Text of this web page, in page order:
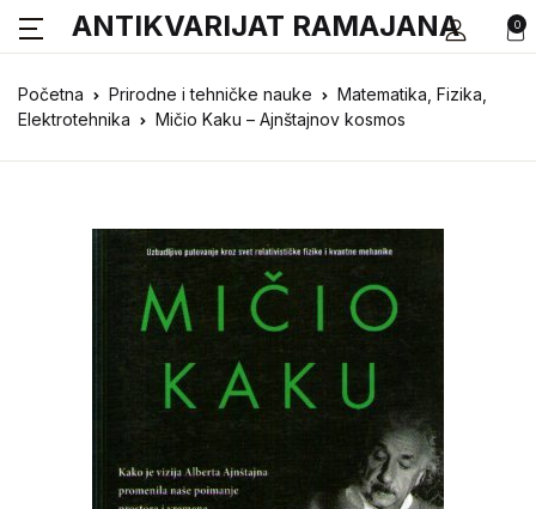
0
ANTIKVARIJAT RAMAJANA
Početna Prirodne i tehničke nauke
Matematika, Fizika,
Elektrotehnika
Mičio Kaku – Ajnštajnov kosmos